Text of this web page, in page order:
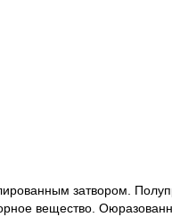
затвором.
вещество.